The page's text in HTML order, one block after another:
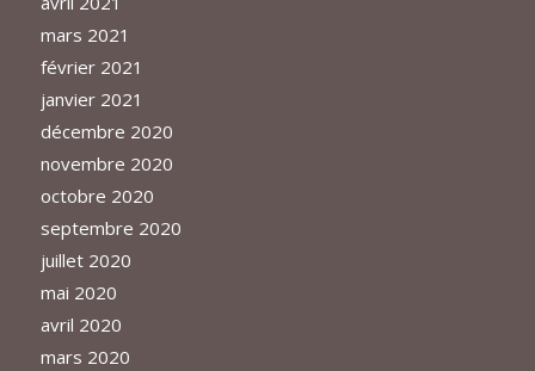
mars 2021
février 2021
janvier 2021
décembre 2020
novembre 2020
octobre 2020
septembre 2020
juillet 2020
mai 2020
avril 2020
mars 2020